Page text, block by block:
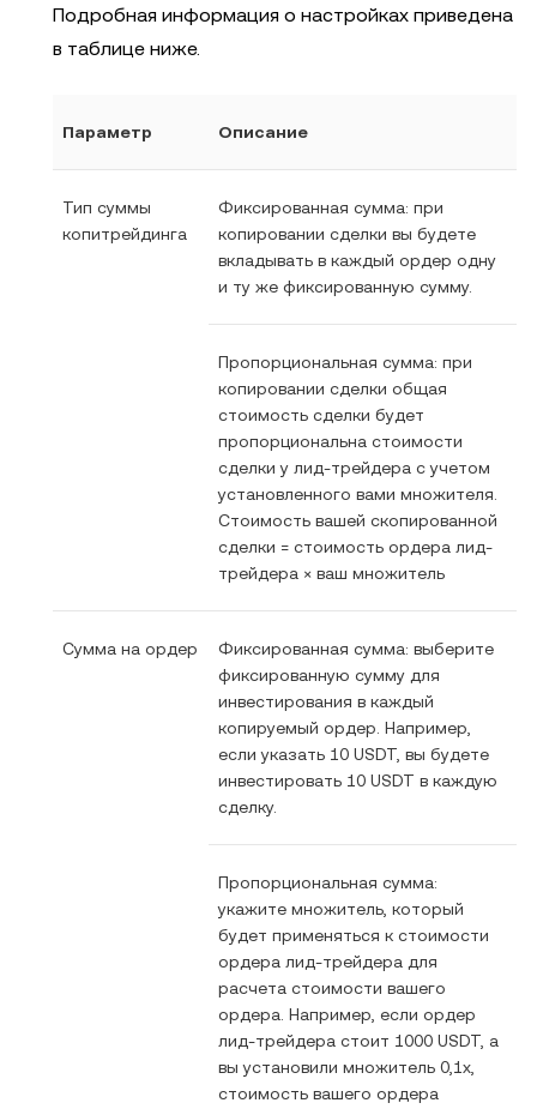
Подробная информация о настройках приведена
в таблице ниже.
Параметр Описание
Тип суммы
копитрейдинга
Фиксированная сумма: при
копировании сделки вы будете
вкладывать в каждый ордер одну
и ту же фиксированную сумму.
Пропорциональная сумма: при
копировании сделки общая
стоимость сделки будет
пропорциональна стоимости
сделки у лид-трейдера с учетом
установленного вами множителя.
Стоимость вашей скопированной
сделки = стоимость ордера лид-
трейдера × ваш множитель
Сумма на ордер
Фиксированная сумма: выберите
фиксированную сумму для
инвестирования в каждый
копируемый ордер. Например,
если указать 10 USDT, вы будете
инвестировать 10 USDT в каждую
сделку.
Пропорциональная сумма:
укажите множитель, который
будет применяться к стоимости
ордера лид-трейдера для
расчета стоимости вашего
ордера. Например, если ордер
лид-трейдера стоит 1000 USDT, а
вы установили множитель 0,1x,
стоимость вашего ордера